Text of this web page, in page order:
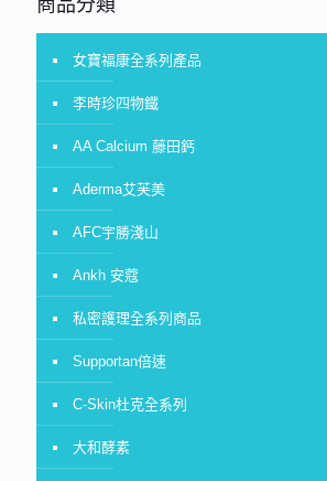
商品分類
女寶福康全系列產品
李時珍四物鐵
AA Calcium 藤田鈣
Aderma艾芙美
AFC宇勝淺山
Ankh 安蔻
私密護理全系列商品
Supportan倍速
C-Skin杜克全系列
大和酵素